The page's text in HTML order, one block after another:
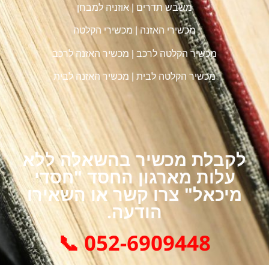
משבש תדרים אוזניה למבחן
מכשירי האזנה| מכשירי הקלטה
מכשיר הקלטה לרכב מכשיר האזנה לרכב
מכשיר הקלטה לבית מכשיר האזנה לבית
לקבלת מכשיר בהשאלה ללא
עלות מארגון החסד "חסדי
מיכאל" צרו קשר או השאירו
הודעה.
052-6909448 📞